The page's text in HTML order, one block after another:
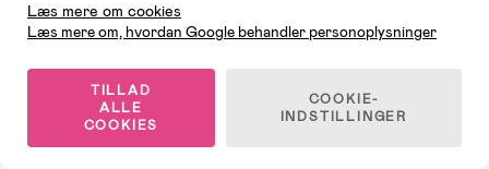
279 kr
Læs mere om cookies
Læs mere om, hvordan Google behandler personoplysninger
TILLAD
ALLE
COOKIES
COOKIE-
INDSTILLINGER